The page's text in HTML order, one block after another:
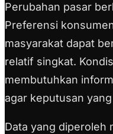
Perubahan pasar
Preferensi
masyarakat dapat
relatif singkat.
membutuhkan
agar keputusan
Data yang diperoleh